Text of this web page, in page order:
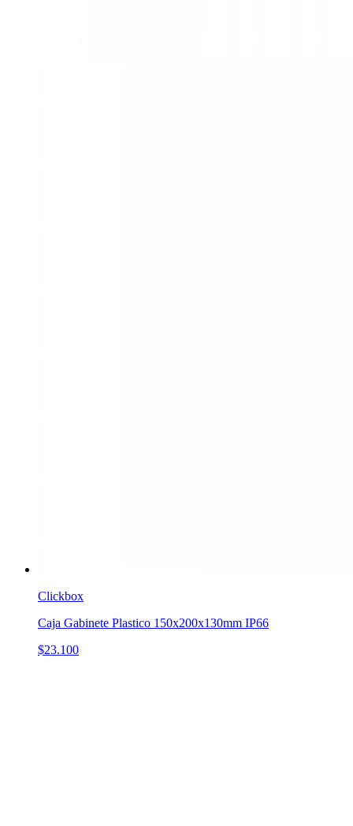
Clickbox
Caja Gabinete Plastico 150x200x130mm IP66
$23.100